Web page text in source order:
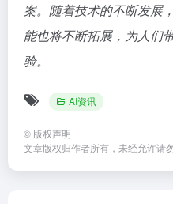
案。随着技术的不断发展
能也将不断拓展，为人们
验。
AI资讯
© 版权声明
文章版权归作者所有，未经允许请勿